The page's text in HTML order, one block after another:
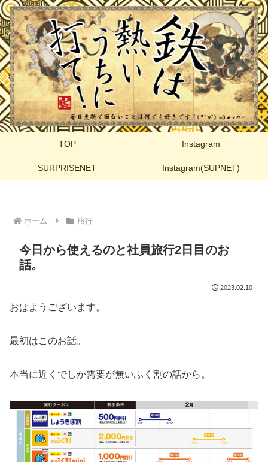
TOP Instagram
SURPRISENET Instagram(SUPNET)
ホーム 旅行
今日から使えるのと社員旅行2日目のお
話。
2023.02.10
おはようございます。
最初はこのお話。
本当に近くでしか需要が無いふく割の話から。